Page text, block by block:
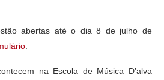
abertas até o dia 8 de julho de
na Escola de Música D’alva